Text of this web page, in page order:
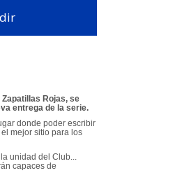
Rojas, se
entrega de la serie.
donde poder escribir
mejor sitio para los
unidad del Club...
capaces de